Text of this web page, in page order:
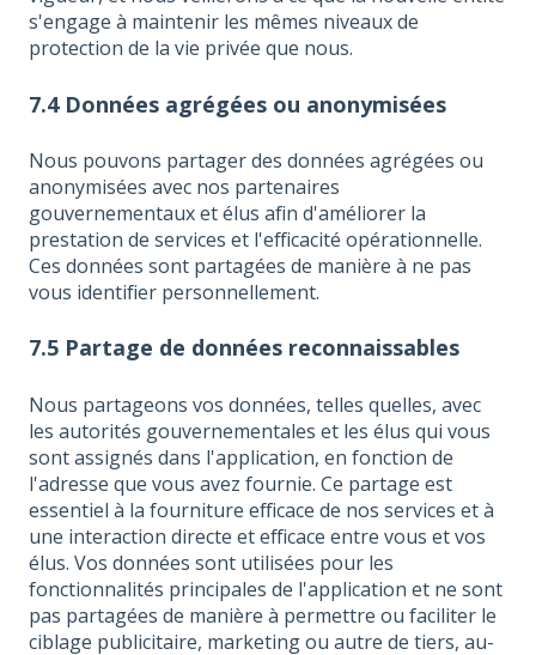
s'engage à maintenir les mêmes niveaux de
protection de la vie privée que nous.
7.4 Données agrégées ou anonymisées
Nous pouvons partager des données agrégées ou
anonymisées avec nos partenaires
gouvernementaux et élus afin d'améliorer la
prestation de services et l'efficacité opérationnelle.
Ces données sont partagées de manière à ne pas
vous identifier personnellement.
7.5 Partage de données reconnaissables
Nous partageons vos données, telles quelles, avec
les autorités gouvernementales et les élus qui vous
sont assignés dans l'application, en fonction de
l'adresse que vous avez fournie. Ce partage est
essentiel à la fourniture efficace de nos services et à
une interaction directe et efficace entre vous et vos
élus. Vos données sont utilisées pour les
fonctionnalités principales de l'application et ne sont
pas partagées de manière à permettre ou faciliter le
ciblage publicitaire, marketing ou autre de tiers, au-